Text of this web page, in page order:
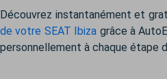
Découvrez instantanément et
de votre SEAT Ibiza grâce à
personnellement à chaque étape